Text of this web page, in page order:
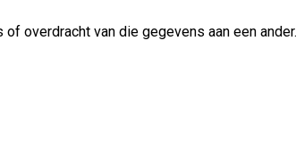
overdracht van die gegevens aan een